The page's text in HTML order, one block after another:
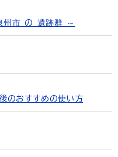
州市 の 遺跡群 ～
のおすすめの使い方